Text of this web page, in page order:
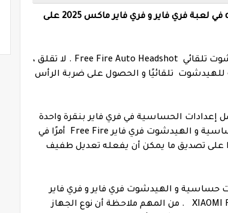
أفضل إعدادات الحساسية و الهيدشوت ودقة التصويب dpi في لعبة فري فاير و فري فاير ماكس 2025 على
اليك أفضل إعدادات غارينا فري فاير و فري فاير ماكس لهيدشوت تلقائي Free Fire Auto Headshot . لا تقلق ،
تلقائيًا و الحصول على ضربة الرأس
الحساسية في فري فاير بنقرة واحدة
يعد العثور على أفضل إعدادات حساسية و الهيدشوت فري فاير Free Fire أمرًا في
على تصديق ما يمكن أن يفعله تعديل طفيف
و الهيدشوت فري فاير و فري فاير
. من المهم ملاحظة أن نوع الجهاز